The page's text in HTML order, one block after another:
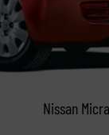
Nissan Micra